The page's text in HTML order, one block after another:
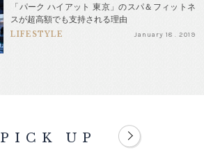
「パーク ハイアット 東京」のスパ＆フィットネ
スが超高額でも支持される理由
LIFESTYLE January 18 . 2019
PICK UP